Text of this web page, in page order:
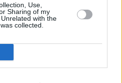
Use,
Sharing of my
with the
collected.